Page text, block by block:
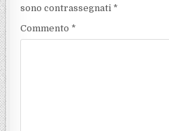
sono contrassegnati *
Commento *